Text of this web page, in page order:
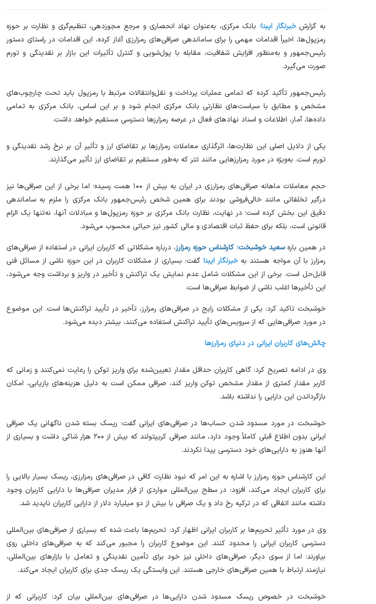
به گزارشخبرنگار ایبنا؛ بانک مرکزی، به‌عنوان نهاد انحصاری و مرجع مجوزدهی، تنظیم‌گری و نظارت بر حوزه
رمزپول‌ها، اخیراً اقدامات مهمی را برای ساماندهی صرافی‌های رمزارزی آغاز کرده، این اقدامات در راستای دستور
رئیس‌جمهور و به‌منظور افزایش شفافیت، مقابله با پول‌شویی و کنترل تأثیرات این بازار بر نقدینگی و تورم
صورت می‌گیرد.
رئیس‌جمهور تأکید کرده که تمامی عملیات پرداخت و نقل‌وانتقالات مرتبط با رمزپول باید تحت چارچوب‌های
مشخص و مطابق با سیاست‌های نظارتی بانک مرکزی انجام شود و بر این اساس، بانک مرکزی به تمامی
داده‌ها، آمار، اطلاعات و اسناد نهاد‌های فعال در عرصه رمزارز‌ها دسترسی مستقیم خواهد داشت.
یکی از دلایل اصلی این نظارت‌ها، اثرگذاری معاملات رمزارز‌ها بر تقاضای ارز و تأثیر آن بر نرخ رشد نقدینگی و
تورم است. به‌ویژه در مورد رمزارز‌هایی مانند تتر که به‌طور مستقیم بر تقاضای ارز تأثیر می‌گذارند.
حجم معاملات ماهانه صرافی‌های رمزارزی در ایران به بیش از ۱۰۰ همت رسیده؛ اما برخی از این صرافی‌ها نیز
درگیر تخلفاتی مانند خالی‌فروشی بودند برای همین شخص رئیس‌جمهور بانک مرکزی را ملزم به ساماندهی
دقیق این بخش کرده است؛ در نهایت، نظارت بانک مرکزی بر حوزه رمزپول‌ها و مبادلات آنها، نه‌تنها یک الزام
قانونی است، بلکه برای حفظ ثبات اقتصادی و مالی کشور نیز حیاتی محسوب می‌شود.
در همین باره سعید خوشبخت؛ کارشناس حوزه رمزارز، درباره مشکلاتی که کاربران ایرانی در استفاده از صرافی‌های
رمزارز با آن مواجه هستند به خبرنگار ایبنا گفت: بسیاری از مشکلات کاربران در این حوزه ناشی از مسائل فنی
قابل‌حل است. برخی از این مشکلات شامل عدم نمایش یک تراکنش و تأخیر در واریز و برداشت وجه می‌شود،
این تأخیر‌ها اغلب ناشی از ضوابط صرافی‌ها است.
خوشبخت تاکید کرد: یکی از مشکلات رایج در صرافی‌های رمزارز، تأخیر در تأیید تراکنش‌ها است. این موضوع
در مورد صرافی‌هایی که از سرویس‌های تأیید تراکنش استفاده می‌کنند، بیشتر دیده می‌شود.
چالش‌های کاربران ایرانی در دنیای رمزارز‌ها
وی در ادامه تصریح کرد: گاهی کاربران حداقل مقدار تعیین‌شده برای واریز توکن را رعایت نمی‌کنند و زمانی که
کاربر مقدار کمتری از مقدار مشخص توکن واریز کند، صرافی ممکن است به دلیل هزینه‌های بازیابی، امکان
بازگرداندن این دارایی را نداشته باشد.
خوشبخت در مورد مسدود شدن حساب‌ها در صرافی‌های ایرانی گفت: ریسک بسته شدن ناگهانی یک صرافی
ایرانی بدون اطلاع قبلی کاملاً وجود دارد، مانند صرافی کریپتولند که بیش از ۲۰۰ هزار شاکی داشت و بسیاری از
آنها هنوز به دارایی‌های خود دسترسی پیدا نکردند.
این کارشناس حوزه رمزارز با اشاره به این امر که نبود نظارت کافی در صرافی‌های رمزارزی، ریسک بسیار بالایی را
برای کاربران ایجاد می‌کند، افزود: در سطح بین‌المللی مواردی از فرار مدیران صرافی‌ها با دارایی کاربران وجود
داشته مانند اتفاقی که در ترکیه رخ داد و یک صرافی با بیش از دو میلیارد دلار از دارایی کاربران ناپدید شد.
وی در مورد تأثیر تحریم‌ها بر کاربران ایرانی اظهار کرد: تحریم‌ها باعث شده که بسیاری از صرافی‌های بین‌المللی
دسترسی کاربران ایرانی را محدود کنند. این موضوع کاربران را مجبور می‌کند که به صرافی‌های داخلی روی
بیاورند؛ اما از سوی دیگر، صرافی‌های داخلی نیز خود برای تأمین نقدینگی و تعامل با بازار‌های بین‌المللی،
نیازمند ارتباط با همین صرافی‌های خارجی هستند. این وابستگی یک ریسک جدی برای کاربران ایجاد می‌کند.
خوشبخت در خصوص ریسک مسدود شدن دارایی‌ها در صرافی‌های بین‌المللی بیان کرد: کاربرانی که از